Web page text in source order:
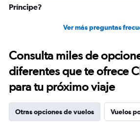
Príncipe?
Ver más preguntas
Consulta miles de
diferentes que te ofrece
para tu próximo viaje
Otras opciones de vuelos Vuelos